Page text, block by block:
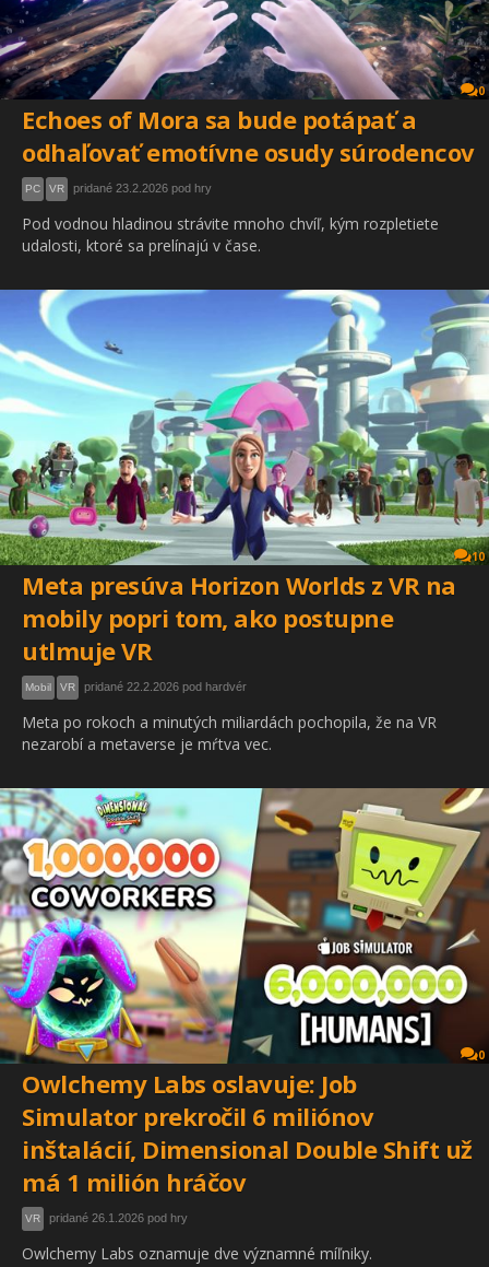
0
Echoes of Mora sa bude potápať a
odhaľovať emotívne osudy súrodencov
PC VR pridané 23.2.2026 pod hry
Pod vodnou hladinou strávite mnoho chvíľ, kým rozpletiete
udalosti, ktoré sa prelínajú v čase.
10
Meta presúva Horizon Worlds z VR na
mobily popri tom, ako postupne
utlmuje VR
Mobil VR pridané 22.2.2026 pod hardvér
Meta po rokoch a minutých miliardách pochopila, že na VR
nezarobí a metaverse je mŕtva vec.
0
Owlchemy Labs oslavuje: Job
Simulator prekročil 6 miliónov
inštalácií, Dimensional Double Shift už
má 1 milión hráčov
VR pridané 26.1.2026 pod hry
Owlchemy Labs oznamuje dve významné míľniky.